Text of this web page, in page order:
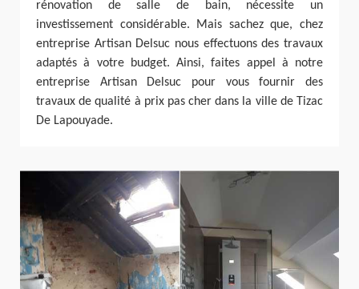
rénovation de salle de bain, nécessite un
investissement considérable. Mais sachez que, chez
entreprise Artisan Delsuc nous effectuons des travaux
adaptés à votre budget. Ainsi, faites appel à notre
entreprise Artisan Delsuc pour vous fournir des
travaux de qualité à prix pas cher dans la ville de Tizac
De Lapouyade.